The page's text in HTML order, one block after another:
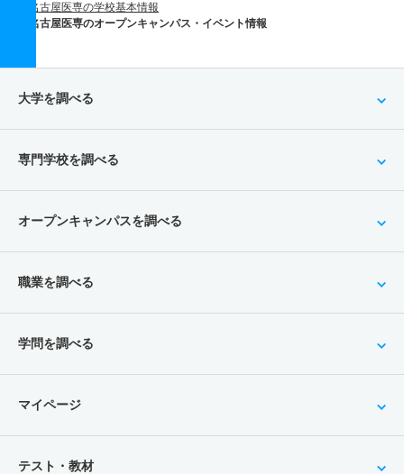
名古屋医専の学校基本情報
名古屋医専のオープンキャンパス・イベント情報
大学を調べる
専門学校を調べる
オープンキャンパスを調べる
職業を調べる
学問を調べる
マイページ
テスト・教材